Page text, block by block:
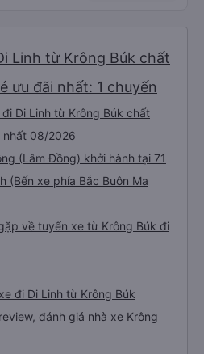
Linh từ Krông Búk chất
ưu đãi nhất: 1 chuyến
Di Linh từ Krông Búk chất
nhất 08/2026
(Lâm Đồng) khởi hành tại 71
(Bến xe phía Bắc Buôn Ma
về tuyến xe từ Krông Búk đi
đi Di Linh từ Krông Búk
đánh giá nhà xe Krông